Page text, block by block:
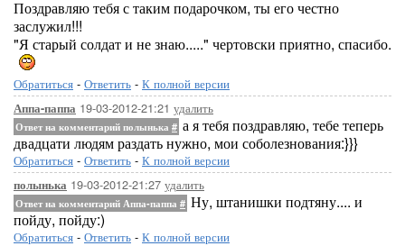
Поздравляю тебя с таким подарочком, ты его честно
заслужил!!!
"Я старый солдат и не знаю....." чертовски приятно, спасибо.
Обратиться - Ответить - К полной версии
Аппа-паппа 19-03-2012-21:21 удалить
Ответ на комментарий полынька # а я тебя поздравляю, тебе теперь
двадцати людям раздать нужно, мои соболезнования:}}}
Обратиться - Ответить - К полной версии
полынька 19-03-2012-21:27 удалить
Ответ на комментарий Аппа-паппа # Ну, штанишки подтяну.... и
пойду, пойду:)
Обратиться - Ответить - К полной версии